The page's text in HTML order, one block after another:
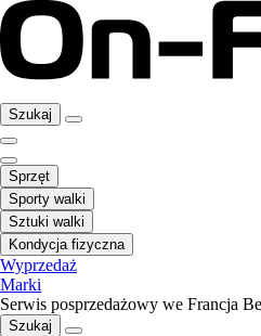
Szukaj
Sprzęt
Sporty walki
Sztuki walki
Kondycja fizyczna
Wyprzedaż
Marki
Serwis posprzedażowy we Francja
Szukaj